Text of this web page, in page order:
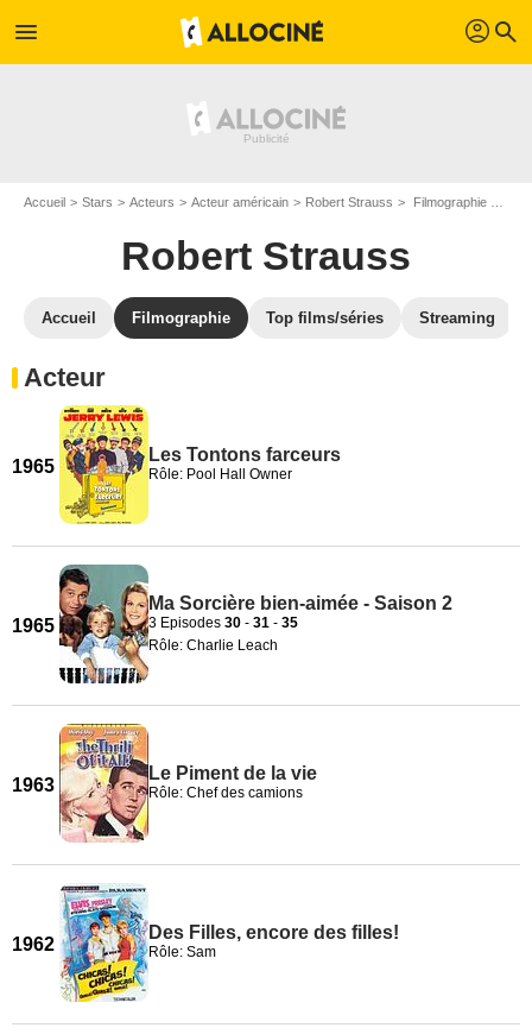
menu profil search
Accueil Stars Acteurs Acteur américain Robert Strauss Filmographie Robert Strauss
Robert Strauss
Accueil Filmographie Top films/séries Streaming
Acteur
1965
Les Tontons farceurs
Rôle: Pool Hall Owner
1965
Ma Sorcière bien-aimée - Saison 2
3 Episodes 30 - 31 - 35
Rôle: Charlie Leach
1963
Le Piment de la vie
Rôle: Chef des camions
1962
Des Filles, encore des filles!
Rôle: Sam